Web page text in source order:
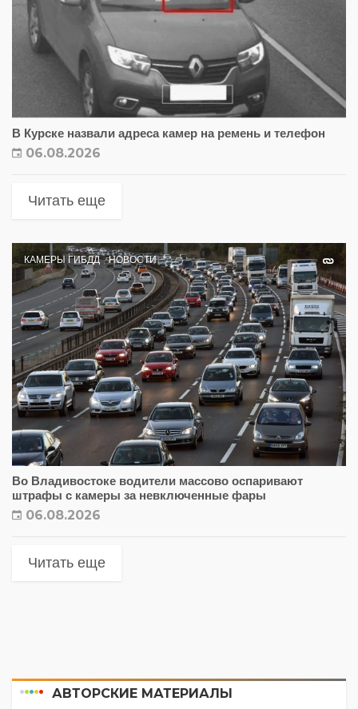
В Курске назвали адреса камер на ремень и телефон
06.08.2026
Читать еще
КАМЕРЫ ГИБДД НОВОСТИ
Во Владивостоке водители массово оспаривают
штрафы с камеры за невключенные фары
06.08.2026
Читать еще
АВТОРСКИЕ МАТЕРИАЛЫ